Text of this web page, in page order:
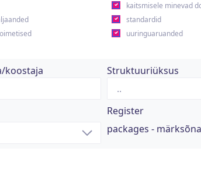
kaitsmisele minevad
standardid
uuringuaruanded
koostaja Struktuuriüksus
Register
packages - märksõna